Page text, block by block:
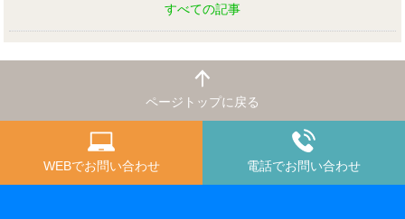
すべての記事
ページトップに戻る
WEBでお問い合わせ 電話でお問い合わせ